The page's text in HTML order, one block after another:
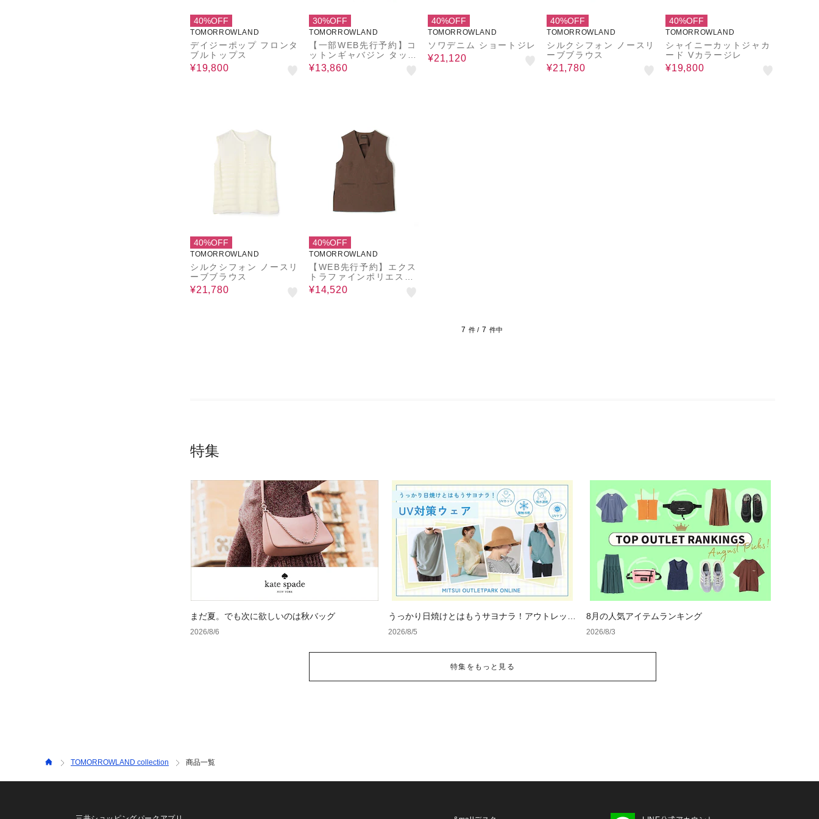
40%OFF
TOMORROWLAND
デイジーポップ フロンタ
ブルトップス
¥19,800
30%OFF
TOMORROWLAND
【一部WEB先行予約】コ
ットンギャバジン タック
ワイドパンツ
¥13,860
40%OFF
TOMORROWLAND
ソワデニム ショートジレ
¥21,120
40%OFF
TOMORROWLAND
シルクシフォン ノースリ
ーブブラウス
¥21,780
40%OFF
TOMORROWLAND
シャイニーカットジャカ
ード Vカラージレ
¥19,800
40%OFF
TOMORROWLAND
シルクシフォン ノースリ
ーブブラウス
¥21,780
40%OFF
TOMORROWLAND
【WEB先行予約】エクス
トラファインポリエステ
ルトロピカル Vネックト
ップス
¥14,520
7 件 / 7 件中
特集
まだ夏。でも次に欲しいのは秋バッグ
2026/8/6
うっかり日焼けとはもうサヨナラ！アウトレット
で見つけるUV対策ウェア
2026/8/5
8月の人気アイテムランキング
2026/8/3
特集をもっと見る
TOMORROWLAND collection 商品一覧